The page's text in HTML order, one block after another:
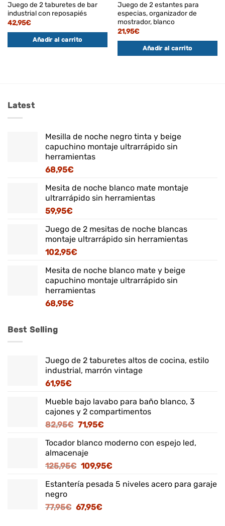
Juego de 2 taburetes de bar
industrial con reposapiés
42,95€
Añadir al carrito
Juego de 2 estantes para
especias, organizador de
mostrador, blanco
21,95€
Añadir al carrito
Latest
Mesilla de noche negro tinta y beige
capuchino montaje ultrarrápido sin
herramientas
68,95€
Mesita de noche blanco mate montaje
ultrarrápido sin herramientas
59,95€
Juego de 2 mesitas de noche blancas
montaje ultrarrápido sin herramientas
102,95€
Mesita de noche blanco mate y beige
capuchino montaje ultrarrápido sin
herramientas
68,95€
Best Selling
Juego de 2 taburetes altos de cocina, estilo
industrial, marrón vintage
61,95€
Mueble bajo lavabo para baño blanco, 3
cajones y 2 compartimentos
82,95€ El
original
era:
82,95€.
71,95€El
actual
71,95€.
Tocador blanco moderno con espejo led,
almacenaje
125,95€ El
original
125,95€.
109,95€El
actual
Estantería pesada 5 niveles acero para garaje
negro
77,95€ El
67,95€El